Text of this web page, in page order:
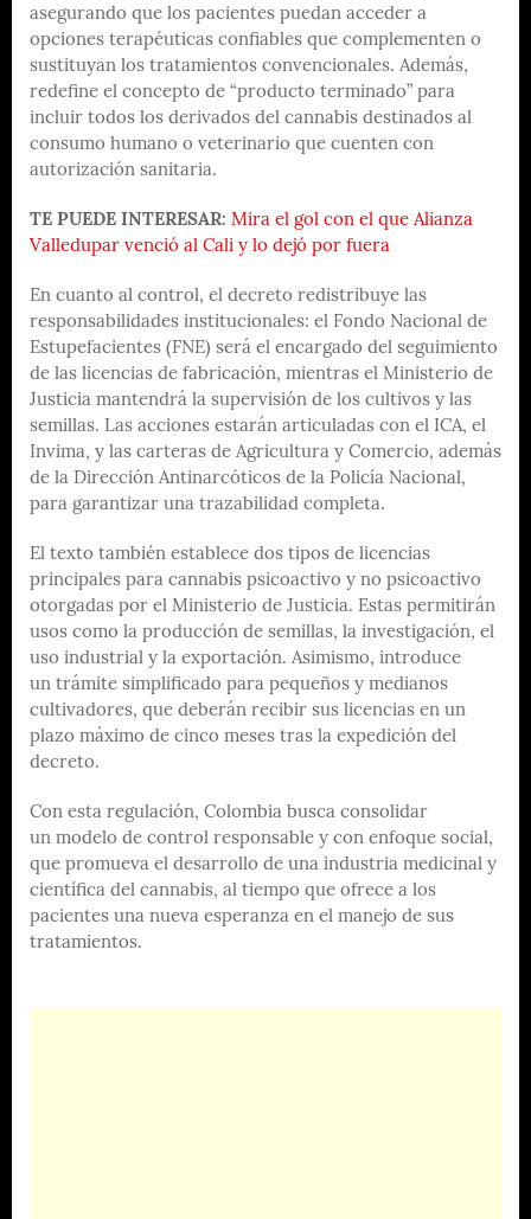
asegurando que los pacientes puedan acceder a
opciones terapéuticas confiables que complementen o
sustituyan los tratamientos convencionales. Además,
redefine el concepto de “producto terminado” para
incluir todos los derivados del cannabis destinados al
consumo humano o veterinario que cuenten con
autorización sanitaria.
TE PUEDE INTERESAR: Mira el gol con el que Alianza
Valledupar venció al Cali y lo dejó por fuera
En cuanto al control, el decreto redistribuye las
responsabilidades institucionales: el Fondo Nacional de
Estupefacientes (FNE) será el encargado del seguimiento
de las licencias de fabricación, mientras el Ministerio de
Justicia mantendrá la supervisión de los cultivos y las
semillas. Las acciones estarán articuladas con el ICA, el
Invima, y las carteras de Agricultura y Comercio, además
de la Dirección Antinarcóticos de la Policía Nacional,
para garantizar una trazabilidad completa.
El texto también establece dos tipos de licencias
principales para cannabis psicoactivo y no psicoactivo
otorgadas por el Ministerio de Justicia. Estas permitirán
usos como la producción de semillas, la investigación, el
uso industrial y la exportación. Asimismo, introduce
un trámite simplificado para pequeños y medianos
cultivadores, que deberán recibir sus licencias en un
plazo máximo de cinco meses tras la expedición del
decreto.
Con esta regulación, Colombia busca consolidar
un modelo de control responsable y con enfoque social,
que promueva el desarrollo de una industria medicinal y
científica del cannabis, al tiempo que ofrece a los
pacientes una nueva esperanza en el manejo de sus
tratamientos.